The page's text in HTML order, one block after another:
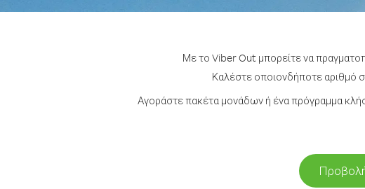
Με το Viber Out μπορείτε να
Καλέστε οποιονδήποτε αριθμό
Αγοράστε πακέτα μονάδων ή ένα πρόγραμμα